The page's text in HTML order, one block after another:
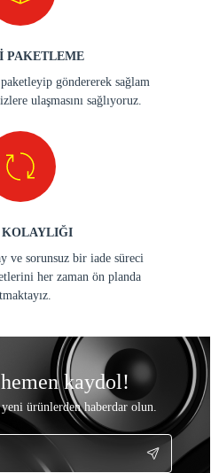
PAKETLEME
göndererek sağlam
ulaşmasını sağlıyoruz.
KOLAYLIĞI
ve sorunsuz bir iade süreci
her zaman ön planda
kaydol!
ürünlerden haberdar olun.